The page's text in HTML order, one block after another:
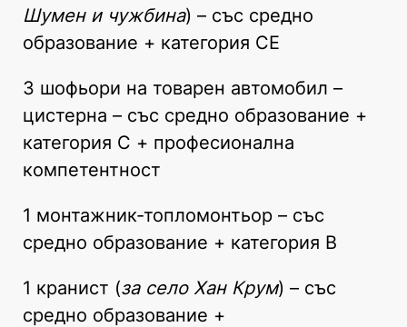
Шумен и чужбина) – със средно
образование + категория СЕ
3 шофьори на товарен автомобил –
цистерна – със средно образование +
категория С + професионална
компетентност
1 монтажник-топломонтьор – със
средно образование + категория В
1 кранист (за село Хан Крум) – със
средно образование +